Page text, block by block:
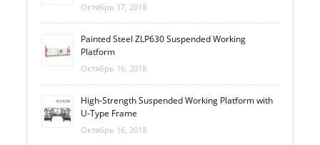
Октябрь 17, 2018
Painted Steel ZLP630 Suspended Working
Platform
Октябрь 16, 2018
High-Strength Suspended Working Platform with
U-Type Frame
Октябрь 16, 2018